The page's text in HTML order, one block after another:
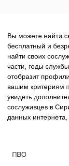
Вы можете найти
бесплатный и
найти своих
части, годы
отобразит
вашим критериям
увидеть
сослуживцев в
данных
ПВО